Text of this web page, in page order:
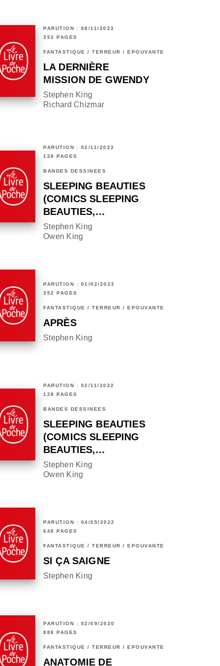
PARUTION : 08/11/2023
352 PAGES
FANTASTIQUE / TERREUR / EPOUVANTE
LA DERNIÈRE
MISSION DE GWENDY
Stephen King
Richard Chizmar
PARUTION : 02/11/2023
128 PAGES
BANDES DESSINÉES
SLEEPING BEAUTIES
(COMICS SLEEPING
BEAUTIES,…
Stephen King
Owen King
PARUTION : 01/02/2023
352 PAGES
FANTASTIQUE / TERREUR / EPOUVANTE
APRÈS
Stephen King
PARUTION : 02/11/2022
128 PAGES
BANDES DESSINÉES
SLEEPING BEAUTIES
(COMICS SLEEPING
BEAUTIES,…
Stephen King
Owen King
PARUTION : 04/05/2022
648 PAGES
FANTASTIQUE / TERREUR / EPOUVANTE
SI ÇA SAIGNE
Stephen King
PARUTION : 02/09/2020
888 PAGES
FANTASTIQUE / TERREUR / EPOUVANTE
ANATOMIE DE